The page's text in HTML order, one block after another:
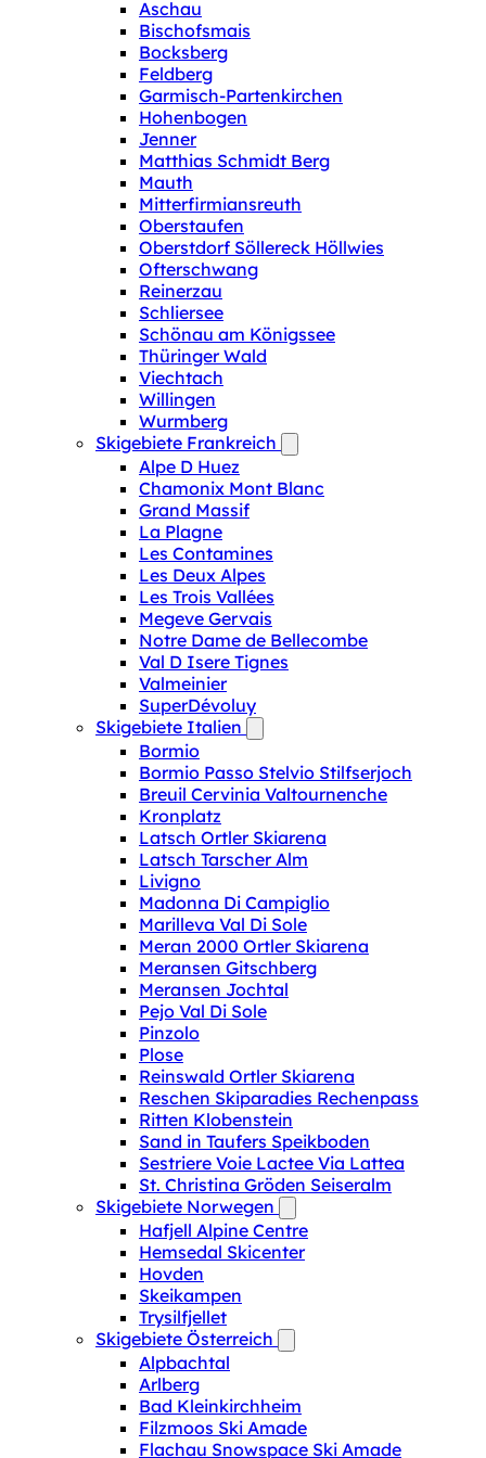
Aschau
Bischofsmais
Bocksberg
Feldberg
Garmisch-Partenkirchen
Hohenbogen
Jenner
Matthias Schmidt Berg
Mauth
Mitterfirmiansreuth
Oberstaufen
Oberstdorf Söllereck Höllwies
Ofterschwang
Reinerzau
Schliersee
Schönau am Königssee
Thüringer Wald
Viechtach
Willingen
Wurmberg
Skigebiete Frankreich
Alpe D Huez
Chamonix Mont Blanc
Grand Massif
La Plagne
Les Contamines
Les Deux Alpes
Les Trois Vallées
Megeve Gervais
Notre Dame de Bellecombe
Val D Isere Tignes
Valmeinier
SuperDévoluy
Skigebiete Italien
Bormio
Bormio Passo Stelvio Stilfserjoch
Breuil Cervinia Valtournenche
Kronplatz
Latsch Ortler Skiarena
Latsch Tarscher Alm
Livigno
Madonna Di Campiglio
Marilleva Val Di Sole
Meran 2000 Ortler Skiarena
Meransen Gitschberg
Meransen Jochtal
Pejo Val Di Sole
Pinzolo
Plose
Reinswald Ortler Skiarena
Reschen Skiparadies Rechenpass
Ritten Klobenstein
Sand in Taufers Speikboden
Sestriere Voie Lactee Via Lattea
St. Christina Gröden Seiseralm
Skigebiete Norwegen
Hafjell Alpine Centre
Hemsedal Skicenter
Hovden
Skeikampen
Trysilfjellet
Skigebiete Österreich
Alpbachtal
Arlberg
Bad Kleinkirchheim
Filzmoos Ski Amade
Flachau Snowspace Ski Amade